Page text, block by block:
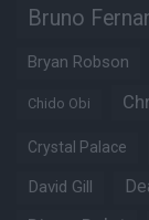
Bruno
Bryan Robson
Chido Obi
Crystal Palace
David Gill